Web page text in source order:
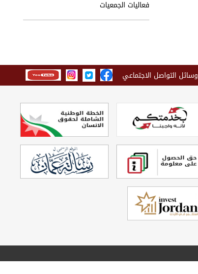
فعاليات الجمعيات
وسائل التواصل الاجتماعي